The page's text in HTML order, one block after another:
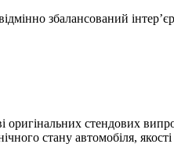
збалансований
стендових
стану автомобіля,